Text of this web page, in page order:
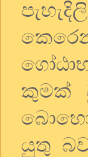
කුමක්
බොහෝ
යුතු